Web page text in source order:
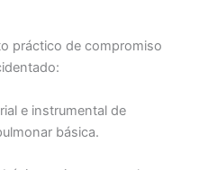
práctico de compromiso
e instrumental de
básica.